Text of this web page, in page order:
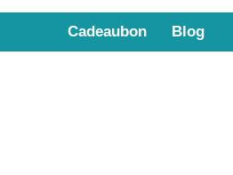
Cadeaubon Blog